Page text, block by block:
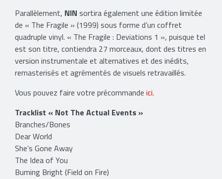
Parallèlement, NIN sortira également une édition limitée
de « The Fragile » (1999) sous forme d’un coffret
quadruple vinyl. « The Fragile : Deviations 1 », puisque tel
est son titre, contiendra 27 morceaux, dont des titres en
version instrumentale et alternatives et des inédits,
remasterisés et agrémentés de visuels retravaillés.
Vous pouvez faire votre précommande ici.
Tracklist « Not The Actual Events »
Branches/Bones
Dear World
She’s Gone Away
The Idea of You
Burning Bright (Field on Fire)